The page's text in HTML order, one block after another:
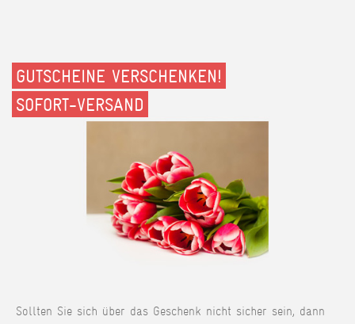
GUTSCHEINE VERSCHENKEN!
SOFORT-VERSAND
Sollten Sie sich über das Geschenk nicht sicher sein, dann